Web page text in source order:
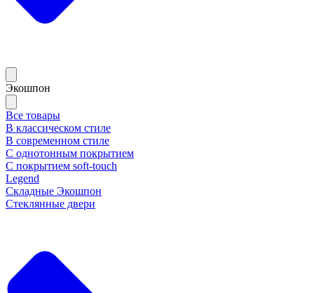
Экошпон
Все товары
В классическом стиле
В современном стиле
С однотонным покрытием
С покрытием soft-touch
Legend
Складные Экошпон
Стеклянные двери